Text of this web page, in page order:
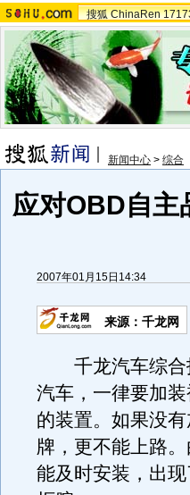
搜狐 ChinaRen
新闻中心 > 综合
应对OBD自主
2007年01月15日14:34
来源：千龙网
千龙汽车综合
汽车，一律要加
的装置。如果没
牌，更不能上路
能及时安装，出